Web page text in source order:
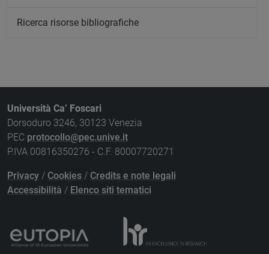
Ricerca risorse bibliografiche
Università Ca’ Foscari
Dorsoduro 3246, 30123 Venezia
PEC protocollo@pec.unive.it
P.IVA 00816350276 - C.F. 80007720271
Privacy / Cookies / Credits e note legali
Accessibilità / Elenco siti tematici